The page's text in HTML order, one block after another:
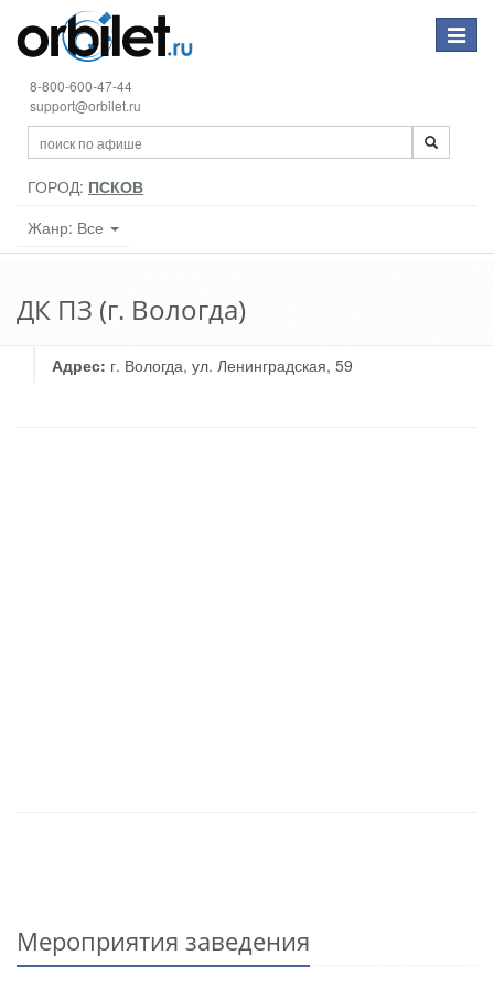
Toggle
8-800-600-47-44
support@orbilet.ru
ГОРОД: ПСКОВ
Жанр: Все
ДК ПЗ (г. Вологда)
Адрес: г. Вологда, ул. Ленинградская, 59
Мероприятия заведения